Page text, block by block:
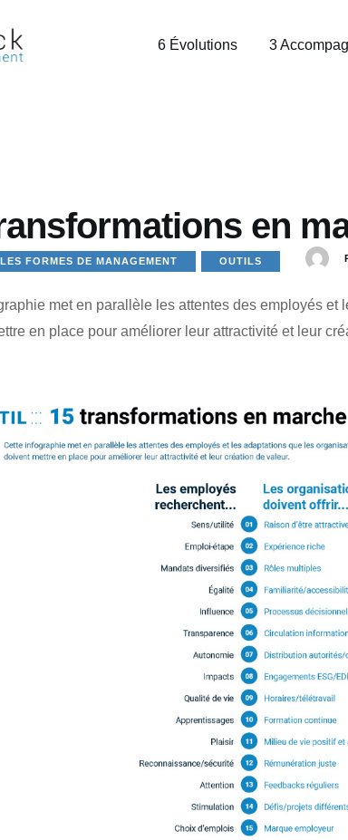
6 Évolutions 3
OUTILS
BIBLIO
en
FORMES DE MANAGEMENT OUTILS
met en parallèle les attentes des employés et
en place pour améliorer leur attractivité et leur